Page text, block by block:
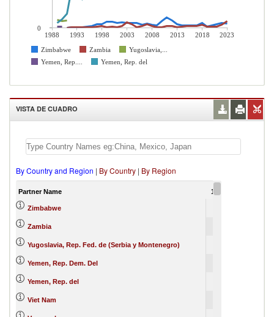
1988 1993 1998 2003 2008 2013 2018
2023
Zimbabwe
Zambia
Yugoslavia,...
Yemen, Rep....
Yemen, Rep. del
0
VISTA DE CUADRO
By Country and Region | By Country | By Region
Partner Name 1988
Zimbabwe
Zambia
Yugoslavia, Rep. Fed. de (Serbia y Montenegro)
Yemen, Rep. Dem. Del
Yemen, Rep. del
Viet Nam